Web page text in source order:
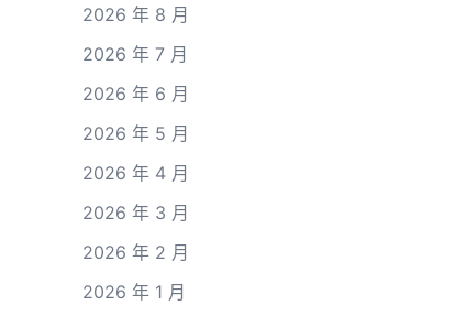
2026 年 8 月
2026 年 7 月
2026 年 6 月
2026 年 5 月
2026 年 4 月
2026 年 3 月
2026 年 2 月
2026 年 1 月